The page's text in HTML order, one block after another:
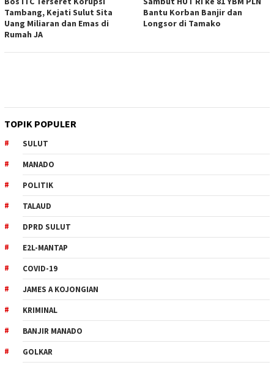
Tambang, Kejati Sulut Sita
Uang Miliaran dan Emas di
Rumah JA
Bantu Korban Banjir dan
Longsor di Tamako
TOPIK POPULER
SULUT
MANADO
POLITIK
TALAUD
DPRD SULUT
E2L-MANTAP
COVID-19
JAMES A KOJONGIAN
KRIMINAL
BANJIR MANADO
GOLKAR